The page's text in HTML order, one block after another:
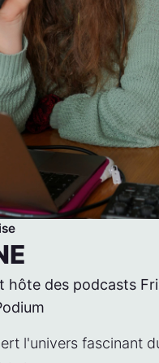
hôte des podcasts
l'univers fascinant